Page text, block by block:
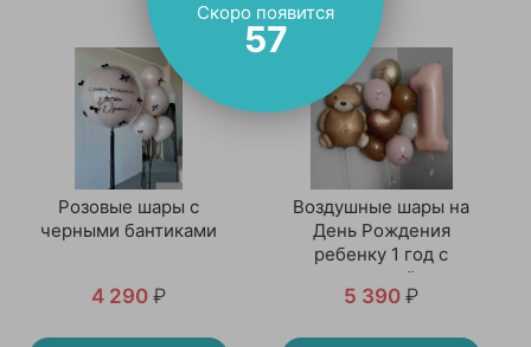
Розовые шары с
черными бантиками
4 290 ₽
Воздушные шары на
День Рождения
ребенку 1 год с
мишкой
5 390 ₽
Скоро появится
57